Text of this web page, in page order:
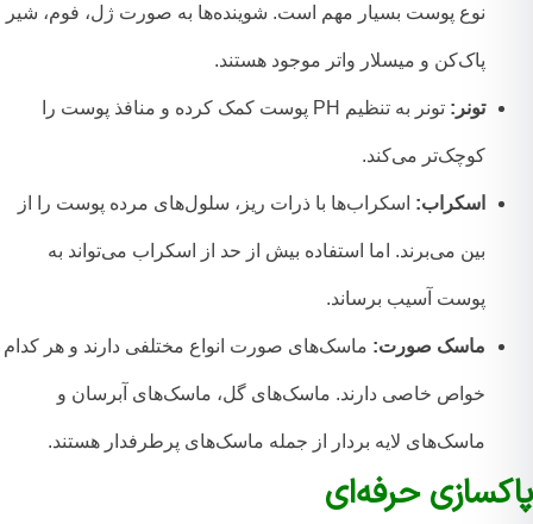
نوع پوست بسیار مهم است. شوینده‌ها به صورت ژل، فوم، شیر
پاک‌کن و میسلار واتر موجود هستند.
تونر: تونر به تنظیم PH پوست کمک کرده و منافذ پوست را
کوچک‌تر می‌کند.
اسکراب: اسکراب‌ها با ذرات ریز، سلول‌های مرده پوست را از
بین می‌برند. اما استفاده بیش از حد از اسکراب می‌تواند به
پوست آسیب برساند.
ماسک صورت: ماسک‌های صورت انواع مختلفی دارند و هر کدام
خواص خاصی دارند. ماسک‌های گل، ماسک‌های آبرسان و
ماسک‌های لایه بردار از جمله ماسک‌های پرطرفدار هستند.
حرفه‌ای